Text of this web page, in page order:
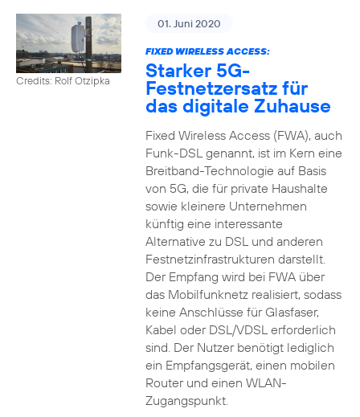
Credits: Rolf Otzipka
01. Juni 2020
FIXED WIRELESS ACCESS:
Starker 5G-
Festnetzersatz für
das digitale Zuhause
Fixed Wireless Access (FWA), auch
Funk-DSL genannt, ist im Kern eine
Breitband-Technologie auf Basis
von 5G, die für private Haushalte
sowie kleinere Unternehmen
künftig eine interessante
Alternative zu DSL und anderen
Festnetzinfrastrukturen darstellt.
Der Empfang wird bei FWA über
das Mobilfunknetz realisiert, sodass
keine Anschlüsse für Glasfaser,
Kabel oder DSL/VDSL erforderlich
sind. Der Nutzer benötigt lediglich
ein Empfangsgerät, einen mobilen
Router und einen WLAN-
Zugangspunkt.